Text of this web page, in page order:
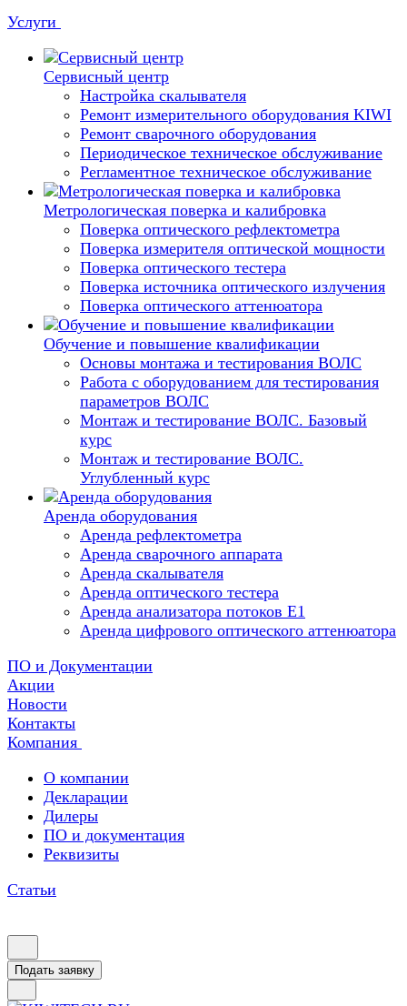
Услуги
Сервисный центр
Настройка скалывателя
Ремонт измерительного оборудования KIWI
Ремонт сварочного оборудования
Периодическое техническое обслуживание
Регламентное техническое обслуживание
Метрологическая поверка и калибровка
Поверка оптического рефлектометра
Поверка измерителя оптической мощности
Поверка оптического тестера
Поверка источника оптического излучения
Поверка оптического аттенюатора
Обучение и повышение квалификации
Основы монтажа и тестирования ВОЛС
Работа с оборудованием для тестирования
параметров ВОЛС
Монтаж и тестирование ВОЛС. Базовый
курс
Монтаж и тестирование ВОЛС.
Углубленный курс
Аренда оборудования
Аренда рефлектометра
Аренда сварочного аппарата
Аренда скалывателя
Аренда оптического тестера
Аренда анализатора потоков Е1
Аренда цифрового оптического аттенюатора
ПО и Документации
Акции
Новости
Контакты
Компания
О компании
Декларации
Дилеры
ПО и документация
Реквизиты
Статьи
Подать заявку